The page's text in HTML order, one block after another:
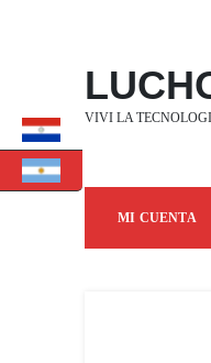
VIVI LA
MI CUENTA